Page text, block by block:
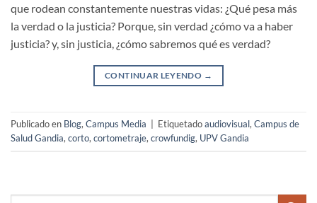
que rodean constantemente nuestras vidas: ¿Qué pesa más
la verdad o la justicia? Porque, sin verdad ¿cómo va a haber
justicia? y, sin justicia, ¿cómo sabremos qué es verdad?
CONTINUAR LEYENDO →
Publicado en Blog,Campus Media Etiquetadoaudiovisual,Campus de
Salud Gandia,corto,cortometraje,crowfundig, UPV Gandia